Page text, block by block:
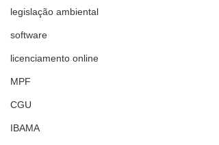
legislação ambiental
software
licenciamento online
MPF
CGU
IBAMA